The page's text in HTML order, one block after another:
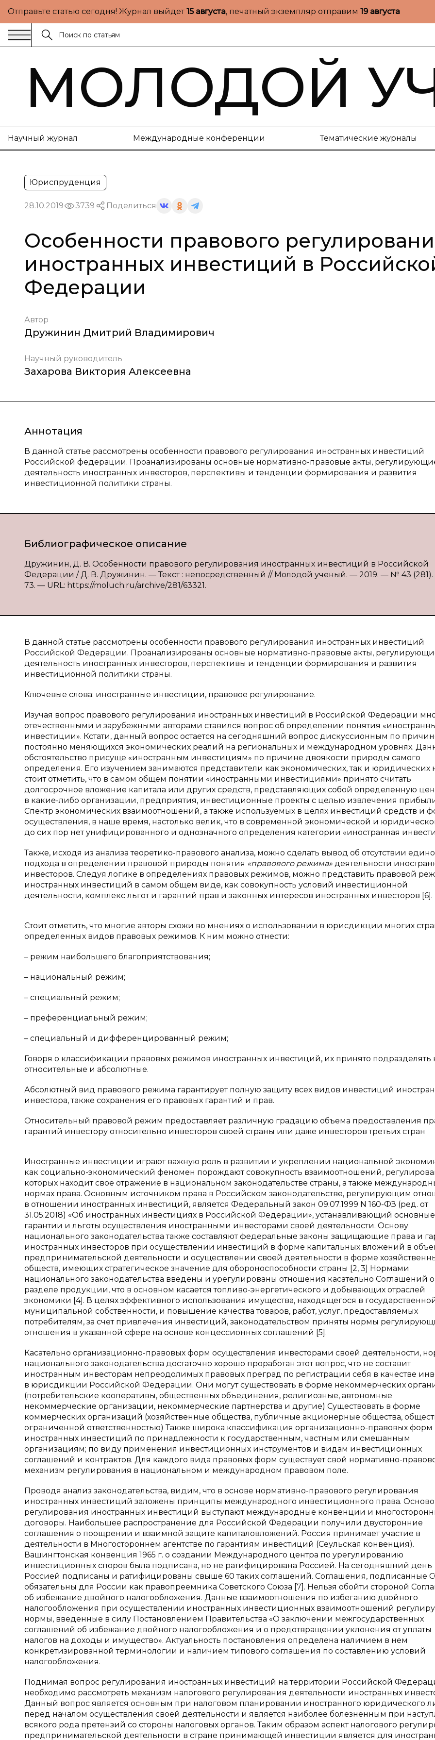
Отправьте статью сегодня! Журнал выйдет15 августа, печатный экземпляр отправим 19 августа
МОЛОДОЙ
Научный журнал Международные конференции Тематические журналы
Юриспруденция
28.10.2019 3739 Поделиться
Особенности правового
иностранных инвестиций в
Федерации
Автор
Дружинин Дмитрий Владимирович
Научный руководитель
Захарова Виктория Алексеевна
Аннотация
В данной статье рассмотрены особенности правового регулирования иностранных инвестиций
Российской федерации. Проанализированы основные нормативно-правовые акты,
деятельность иностранных инвесторов, перспективы и тенденции формирования и развития
инвестиционной политики страны.
Библиографическое описание
Дружинин, Д. В. Особенности правового регулирования иностранных инвестиций в Российской
Федерации / Д. В. Дружинин. — Текст : непосредственный // Молодой ученый. — 2019. — № 43 (281).
73. — URL: https://moluch.ru/archive/281/63321.
В данной статье рассмотрены особенности правового регулирования иностранных инвестиций
Российской Федерации. Проанализированы основные нормативно-правовые акты,
деятельность иностранных инвесторов, перспективы и тенденции формирования и развития
инвестиционной политики страны.
Ключевые слова: иностранные инвестиции, правовое регулирование.
Изучая вопрос правового регулирования иностранных инвестиций в Российской Федерации
отечественными и зарубежными авторами ставился вопрос об определении понятия
инвестиции». Кстати, данный вопрос остается на сегодняшний вопрос дискуссионным по
постоянно меняющихся экономических реалий на региональных и международном уровнях.
обстоятельство присуще «иностранным инвестициям» по причине двоякости природы самого
определения. Его изучением занимаются представители как экономических, так и юридических
стоит отметить, что в самом общем понятии «иностранными инвестициями» принято считать
долгосрочное вложение капитала или других средств, представляющих собой определенную
в какие-либо организации, предприятия, инвестиционные проекты с целью извлечения
Спектр экономических взаимоотношений, а также используемых в целях инвестиций средств и
осуществления, в наше время, настолько велик, что в современной экономической и
до сих пор нет унифицированного и однозначного определения категории «иностранная
Также, исходя из анализа теоретико-правового анализа, можно сделать вывод об отсутствии
подхода в определении правовой природы понятия «правового режима» деятельности
инвесторов. Следуя логике в определениях правовых режимов, можно представить правовой
иностранных инвестиций в самом общем виде, как совокупность условий инвестиционной
деятельности, комплекс льгот и гарантий прав и законных интересов иностранных инвесторов [6].
Стоит отметить, что многие авторы схожи во мнениях о использовании в юрисдикции многих
определенных видов правовых режимов. К ним можно отнести:
– режим наибольшего благоприятствования;
– национальный режим;
– специальный режим;
– преференциальный режим;
– специальный и дифференцированный режим;
Говоря о классификации правовых режимов иностранных инвестиций, их принято подразделять
относительные и абсолютные.
Абсолютный вид правового режима гарантирует полную защиту всех видов инвестиций
инвестора, также сохранения его правовых гарантий и прав.
Относительный правовой режим предоставляет различную градацию объема предоставления
гарантий инвестору относительно инвесторов своей страны или даже инвесторов третьих стран
Иностранные инвестиции играют важную роль в развитии и укреплении национальной
как социально-экономический феномен порождают совокупность взаимоотношений,
которых находит свое отражение в национальном законодательстве страны, а также
нормах права. Основным источником права в Российском законодательстве, регулирующим
в отношении иностранных инвестиций, является Федеральный закон 09.07.1999 N 160-ФЗ (ред. от
31.05.2018) «Об иностранных инвестициях в Российской Федерации», устанавливающий основные
гарантии и льготы осуществления иностранными инвесторами своей деятельности. Основу
национального законодательства также составляют федеральные законы защищающие права и
иностранных инвесторов при осуществлении инвестиций в форме капитальных вложений в
предпринимательской деятельности и осуществлении своей деятельности в форме
обществ, имеющих стратегическое значение для обороноспособности страны [2, 3] Нормами
национального законодательства введены и урегулированы отношения касательно Соглашений о
разделе продукции, что в основном касается топливо-энергетического и добывающих отраслей
экономики [4]. В целях эффективного использования имущества, находящегося в
муниципальной собственности, и повышение качества товаров, работ, услуг, предоставляемых
потребителям, за счет привлечения инвестиций, законодательством приняты нормы
отношения в указанной сфере на основе концессионных соглашений [5].
Касательно организационно-правовых форм осуществления инвесторами своей деятельности,
национального законодательства достаточно хорошо проработан этот вопрос, что не составит
иностранным инвесторам непреодолимых правовых преград по регистрации себя в качестве
в юрисдикции Российской Федерации. Они могут существовать в форме некоммерческих
(потребительские кооперативы, общественных объединения, религиозные, автономные
некоммерческие организации, некоммерческие партнерства и другие) Существовать в форме
коммерческих организаций (хозяйственные общества, публичные акционерные общества,
ограниченной ответственностью) Также широка классификация организационно-правовых форм
иностранных инвестиций по принадлежности к государственным, частным или смешанным
организациям; по виду применения инвестиционных инструментов и видам инвестиционных
соглашений и контрактов. Для каждого вида правовых форм существует свой нормативно-
механизм регулирования в национальном и международном правовом поле.
Проводя анализ законодательства, видим, что в основе нормативно-правового регулирования
иностранных инвестиций заложены принципы международного инвестиционного права.
регулирования иностранных инвестиций выступают международные конвенции и
договоры. Наибольшее распространение для Российской Федерации получили двусторонние
соглашения о поощрении и взаимной защите капиталовложений. Россия принимает участие в
деятельности в Многостороннем агентстве по гарантиям инвестиций (Сеульская конвенция).
Вашингтонская конвенция 1965 г. о создании Международного центра по урегулированию
инвестиционных споров была подписана, но не ратифицирована Россией. На сегодняшний день
Россией подписаны и ратифицированы свыше 60 таких соглашений. Соглашения, подписанные
обязательны для России как правопреемника Советского Союза [7]. Нельзя обойти стороной
об избежание двойного налогообложения. Данные взаимоотношения по избеганию двойного
налогообложения при осуществлении иностранных инвестиционных взаимоотношений
нормы, введенные в силу Постановлением Правительства «О заключении межгосударственных
соглашений об избежание двойного налогообложения и о предотвращении уклонения от уплаты
налогов на доходы и имущество». Актуальность постановления определена наличием в нем
конкретизированной терминологии и наличием типового соглашения по составлению условий
налогообложения.
Поднимая вопрос регулирования иностранных инвестиций на территории Российской
необходимо рассмотреть механизм налогового регулирования деятельности иностранных
Данный вопрос является основным при налоговом планировании иностранного юридического
перед началом осуществления своей деятельности и является наиболее болезненным при
всякого рода претензий со стороны налоговых органов. Таким образом аспект налогового
предпринимательской деятельности в стране принимающей инвестиции является для